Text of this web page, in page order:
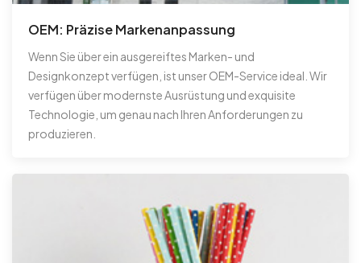
OEM: Präzise Markenanpassung
Wenn Sie über ein ausgereiftes Marken- und
Designkonzept verfügen, ist unser OEM-Service ideal. Wir
verfügen über modernste Ausrüstung und exquisite
Technologie, um genau nach Ihren Anforderungen zu
produzieren.